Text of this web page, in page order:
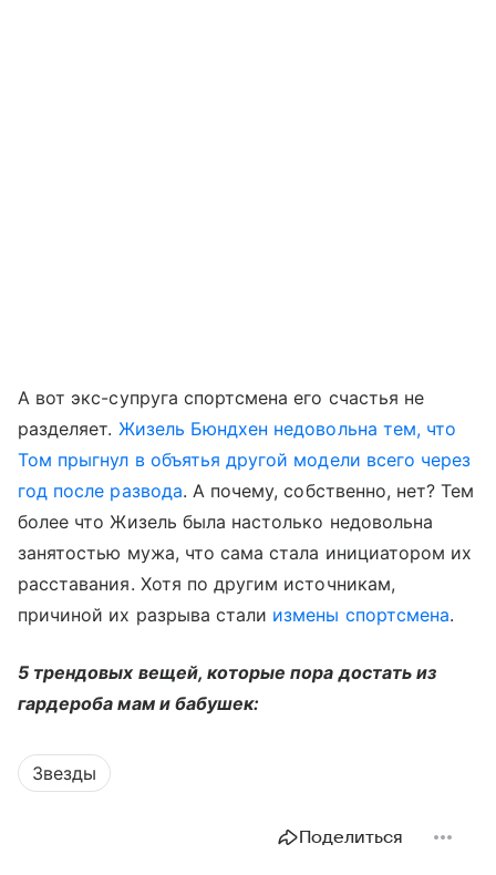
А вот экс-супруга спортсмена его счастья не
разделяет. Жизель Бюндхен недовольна тем, что
Том прыгнул в объятья другой модели всего через
год после развода. А почему, собственно, нет? Тем
более что Жизель была настолько недовольна
занятостью мужа, что сама стала инициатором их
расставания. Хотя по другим источникам,
причиной их разрыва стали измены спортсмена.
5 трендовых вещей, которые пора достать из
гардероба мам и бабушек:
Звезды
Поделиться